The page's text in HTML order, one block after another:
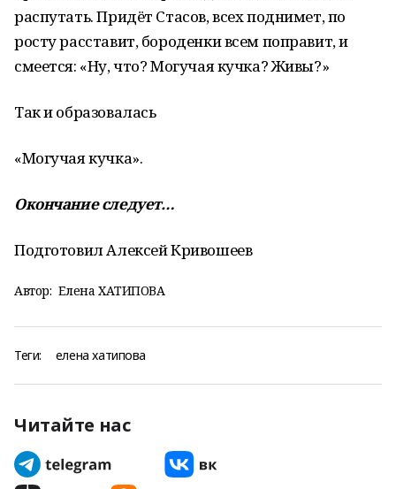
распутать. Придёт Стасов, всех поднимет, по
росту расставит, бороденки всем поправит, и
смеется: «Ну, что? Могучая кучка? Живы?»
Так и образовалась
«Могучая кучка».
Окончание следует…
Подготовил Алексей Кривошеев
Автор: Елена ХАТИПОВА
Теги: елена хатипова
Читайте нас